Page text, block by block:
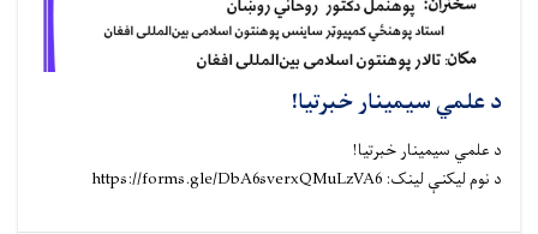
د علمي سیمینار خبرتیا!
د علمي سیمینار خبرتیا!
د نوم لیکنې لینک: https://forms.gle/DbA6sverxQMuLzVA6